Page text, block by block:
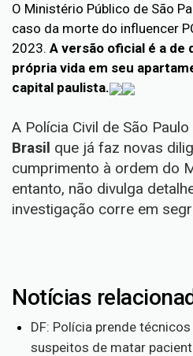
O Ministério Público de São
caso da morte do influencer
2023. A versão oficial é a de
própria vida em seu
capital paulista.
A Polícia Civil de São
Brasil que já faz novas
cumprimento à ordem do
entanto, não divulga
investigação corre em
Notícias
DF: Polícia prende
suspeitos de matar